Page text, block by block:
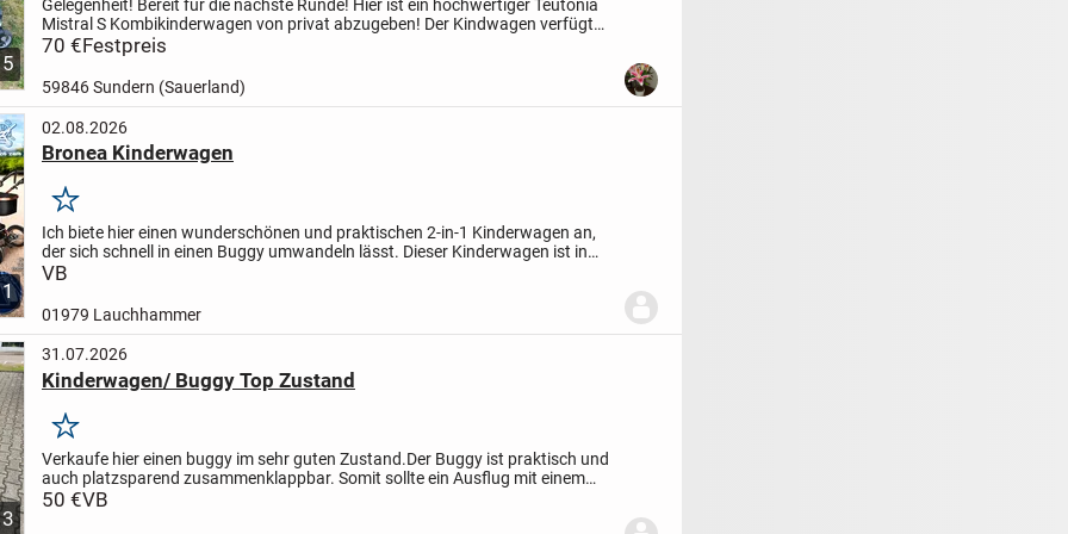
5
Gelegenheit! Bereit für die nächste Runde! Hier ist ein hochwertiger Teutonia
Mistral S Kombikinderwagen von privat abzugeben! Der Kindwagen verfügt
über ein verstellbares Sonnenverdeck und einen...
70 €Festpreis
59846 Sundern (Sauerland)
1
02.08.2026
Bronea Kinderwagen
Merken
Ich biete hier einen wunderschönen und praktischen 2-in-1 Kinderwagen an,
der sich schnell in einen Buggy umwandeln lässt. Dieser Kinderwagen ist in
einem stilvollen Schwarz mit edlen roségoldenen...
VB
01979 Lauchhammer
3
31.07.2026
Kinderwagen/ Buggy Top Zustand
Merken
Verkaufe hier einen buggy im sehr guten Zustand.Der Buggy ist praktisch und
auch platzsparend zusammenklappbar. Somit sollte ein Ausflug mit einem
kleineren Auto nichts im Wege stehen. Mit viel...
50 €VB